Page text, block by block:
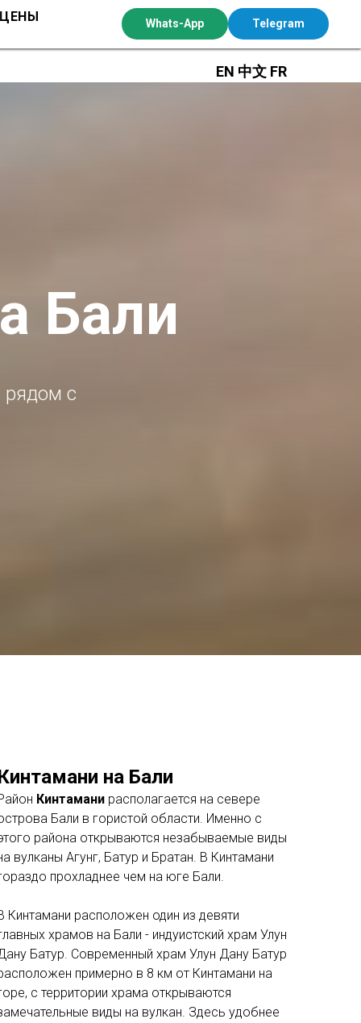
Whats-App Telegram
EN 中文 FR
Бали
рядом с
на Бали
Кинтамани располагается на севере
Бали в гористой области. Именно с
района открываются незабываемые виды
вулканы Агунг, Батур и Братан. В Кинтамани
прохладнее чем на юге Бали.
Кинтамани расположен один из девяти
храмов на Бали - индуистский храм Улун
Батур. Современный храм Улун Дану Батур
примерно в 8 км от Кинтамани на
с территории храма открываются
виды на вулкан. Здесь удобнее